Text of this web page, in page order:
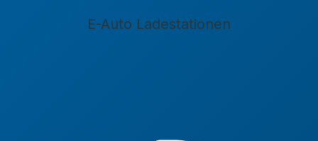
E-Auto Ladestationen